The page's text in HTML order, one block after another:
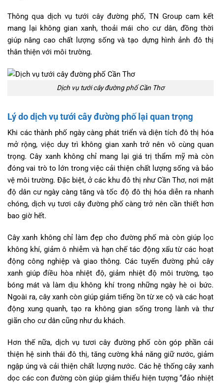
Thông qua dịch vụ tưới cây đường phố, TN Group cam kết
mang lại không gian xanh, thoải mái cho cư dân, đồng thời
giúp nâng cao chất lượng sống và tạo dựng hình ảnh đô thị
thân thiện với môi trường.
Dịch vụ tưới cây đường phố Cần Thơ
Lý do dịch vụ tưới cây đường phố lại quan trọng
Khi các thành phố ngày càng phát triển và diện tích đô thị hóa
mở rộng, việc duy trì không gian xanh trở nên vô cùng quan
trọng. Cây xanh không chỉ mang lại giá trị thẩm mỹ mà còn
đóng vai trò to lớn trong việc cải thiện chất lượng sống và bảo
vệ môi trường. Đặc biệt, ở các khu đô thị như Cần Thơ, nơi mật
độ dân cư ngày càng tăng và tốc độ đô thị hóa diễn ra nhanh
chóng, dịch vụ tươi cây đường phố càng trở nên cần thiết hơn
bao giờ hết.
Cây xanh không chỉ làm đẹp cho đường phố mà còn giúp lọc
không khí, giảm ô nhiễm và hạn chế tác động xấu từ các hoạt
động công nghiệp và giao thông. Các tuyến đường phủ cây
xanh giúp điều hòa nhiệt độ, giảm nhiệt độ môi trường, tạo
bóng mát và làm dịu không khí trong những ngày hè oi bức.
Ngoài ra, cây xanh còn giúp giảm tiếng ồn từ xe cộ và các hoạt
động xung quanh, tạo ra không gian sống trong lành và thư
giãn cho cư dân cũng như du khách.
Hơn thế nữa, dịch vụ tươi cây đường phố còn góp phần cải
thiện hệ sinh thái đô thị, tăng cường khả năng giữ nước, giảm
ngập úng và cải thiện chất lượng nước. Các hệ thống cây xanh
dọc các con đường còn giúp giảm thiểu hiện tượng “đảo nhiệt